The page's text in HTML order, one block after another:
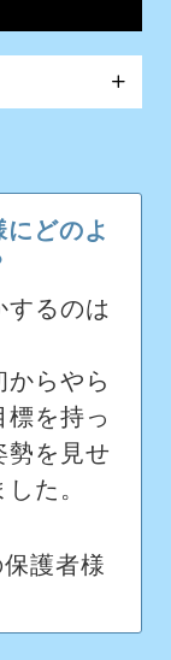
どのよ
するのは
らやら
を持っ
勢を見せ
た。
護者様